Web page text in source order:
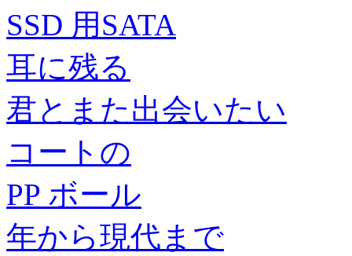
SSD 用SATA
耳に残る
君とまた出会いたい
コートの
PP ボール
年から現代まで